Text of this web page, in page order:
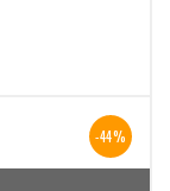
-44%